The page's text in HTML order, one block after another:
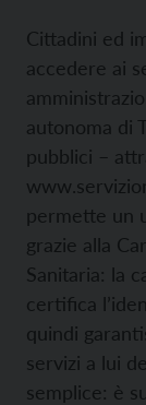
Cittadini ed
accedere ai
autonoma di
pubblici –
permette un
grazie alla
Sanitaria: la
certifica
quindi
servizi a lui
semplice: è